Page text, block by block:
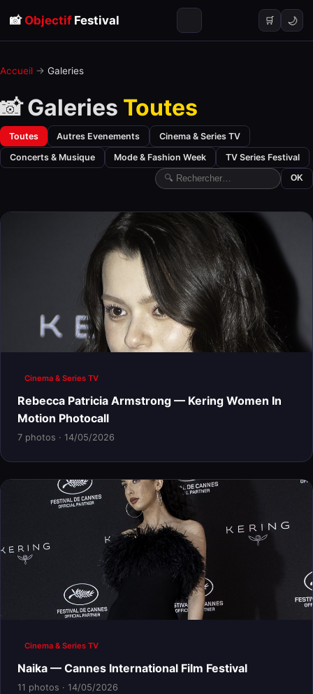
📸 ObjectifFestival 🛒 🌙
Accueil → Galeries
📸 Galeries Toutes
Toutes Autres Evenements Cinema & Series TV
Concerts & Musique Mode & Fashion Week TV Series Festival
OK
Cinema & Series TV
Rebecca Patricia Armstrong — Kering Women In
Motion Photocall
7 photos · 14/05/2026
Cinema & Series TV
Naika — Cannes International Film Festival
11 photos · 14/05/2026